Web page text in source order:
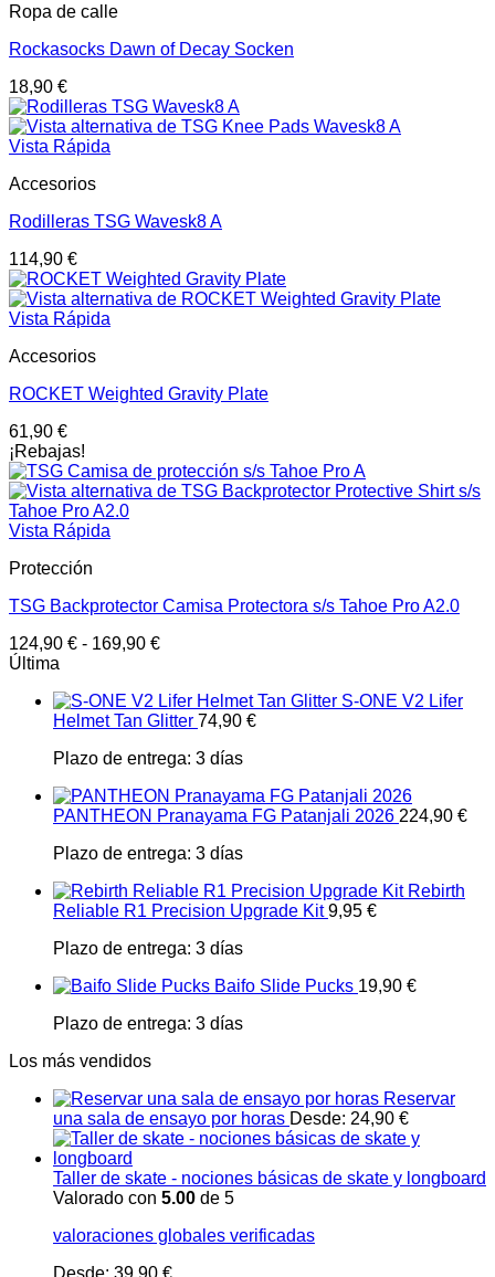
Ropa de calle
Rockasocks Dawn of Decay Socken
18,90 €
Vista Rápida
Accesorios
Rodilleras TSG Wavesk8 A
114,90 €
Vista Rápida
Accesorios
ROCKET Weighted Gravity Plate
61,90 €
¡Rebajas!
Vista Rápida
Protección
TSG Backprotector Camisa Protectora s/s Tahoe Pro A2.0
124,90 € - 169,90 €
Última
S-ONE V2 Lifer
Helmet Tan Glitter 74,90 €
Plazo de entrega: 3 días
PANTHEON Pranayama FG Patanjali 2026 224,90 €
Plazo de entrega: 3 días
Rebirth
Reliable R1 Precision Upgrade Kit 9,95 €
Plazo de entrega: 3 días
Baifo Slide Pucks 19,90 €
Plazo de entrega: 3 días
Los más vendidos
Reservar
una sala de ensayo por horas Desde: 24,90 €
Taller de skate - nociones básicas de skate y longboard
Valorado con 5.00 de 5
valoraciones globales verificadas
Desde: 39,90 €